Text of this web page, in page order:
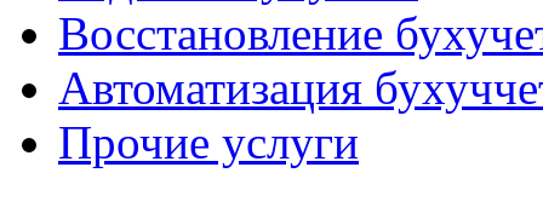
Восстановление
Автоматизация
Прочие услуги